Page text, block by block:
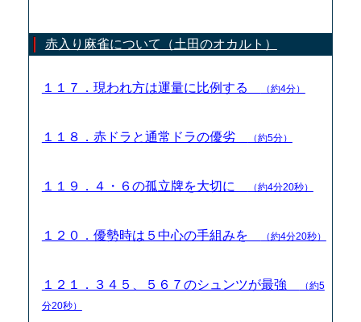
赤入り麻雀について（土田のオカルト）
１１７．現われ方は運量に比例する （約4分）
１１８．赤ドラと通常ドラの優劣 （約5分）
１１９．４・６の孤立牌を大切に （約4分20秒）
１２０．優勢時は５中心の手組みを （約4分20秒）
１２１．３４５、５６７のシュンツが最強
（約5
分20秒）